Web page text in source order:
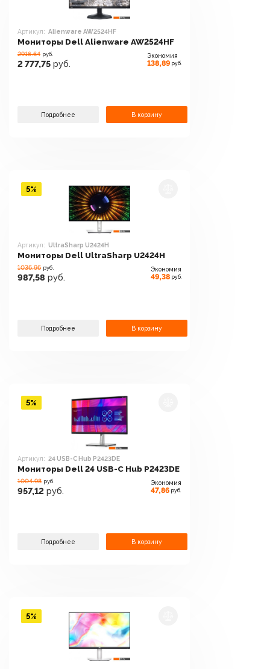
Артикул: Alienware AW2524HF
Мониторы Dell Alienware AW2524HF
2916.64 руб.
2 777,75 руб.
Экономия
138,89 руб.
Подробнее В корзину
Артикул: UltraSharp U2424H
Мониторы Dell UltraSharp U2424H
1036.96 руб.
987,58 руб.
Экономия
49,38 руб.
Подробнее В корзину
5%
Артикул: 24 USB-C Hub P2423DE
Мониторы Dell 24 USB-C Hub P2423DE
1004.98 руб.
957,12 руб.
Экономия
47,86 руб.
Подробнее В корзину
5%
5%